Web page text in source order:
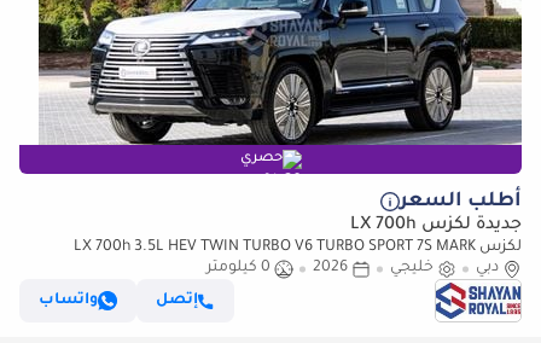
حصري
أطلب السعر
جديدة لكزس LX 700h
لكزس LX 700h 3.5L HEV TWIN TURBO V6 TURBO SPORT 7S MARK
LEVINSON | AUTO PARKING, 2026MY
دبي خليجي 2026
0 كيلومتر
إتصل
واتساب